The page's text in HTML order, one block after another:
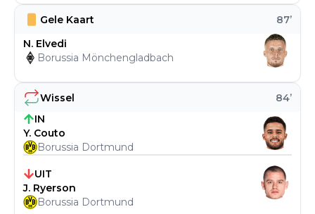
Wissel 84’
IN
Y. Couto
Borussia Dortmund
UIT
J. Ryerson
Borussia Dortmund
Gele Kaart 87’
N. Elvedi
Borussia Mönchengladbach